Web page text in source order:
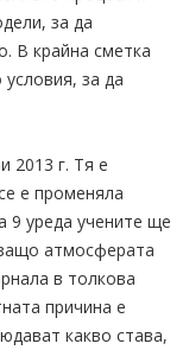
за да
В крайна сметка
за да
2013 г. Тя е
е променяла
9 уреда учените ще
атмосферата
в толкова
причина е
какво става,